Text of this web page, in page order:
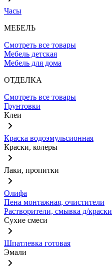
Часы
МЕБЕЛЬ
Смотреть все товары
Мебель детская
Мебель для дома
ОТДЕЛКА
Смотреть все товары
Грунтовки
Клеи
Краска водоэмульсионная
Краски, колеры
Лаки, пропитки
Олифа
Пена монтажная, очистители
Растворители, смывка д/краски
Сухие смеси
Шпатлевка готовая
Эмали